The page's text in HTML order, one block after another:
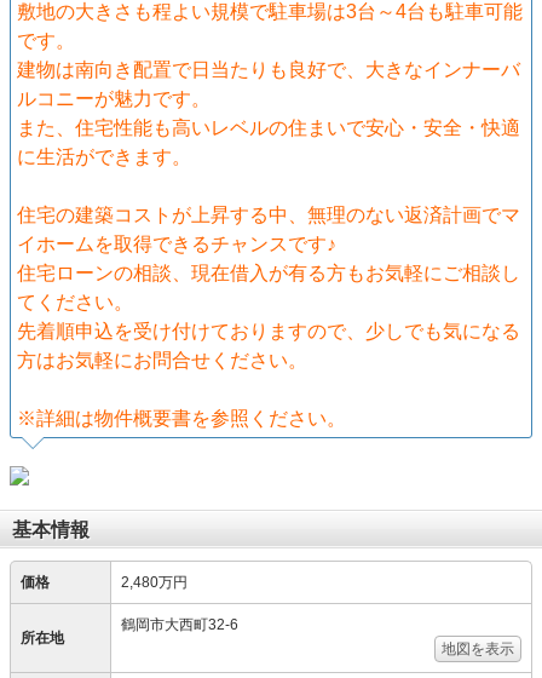
敷地の大きさも程よい規模で駐車場は3台～4台も駐車可能
です。
建物は南向き配置で日当たりも良好で、大きなインナーバ
ルコニーが魅力です。
また、住宅性能も高いレベルの住まいで安心・安全・快適
に生活ができます。
住宅の建築コストが上昇する中、無理のない返済計画でマ
イホームを取得できるチャンスです♪
住宅ローンの相談、現在借入が有る方もお気軽にご相談し
てください。
先着順申込を受け付けておりますので、少しでも気になる
方はお気軽にお問合せください。
※詳細は物件概要書を参照ください。
基本情報
価格 2,480万円
所在地
鶴岡市大西町32-6
地図を表示